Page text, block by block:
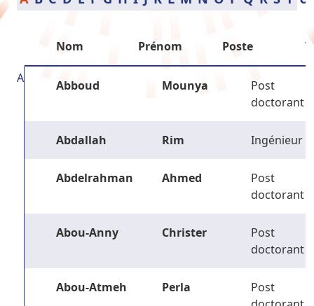
Nom Prénom Poste
A Abboud Mounya
Post
doctorant
Abdallah Rim Ingénieur
Abdelrahman Ahmed
Post
doctorant
Abou-Anny Christer
Post
doctorant
Abou-Atmeh Perla
Post